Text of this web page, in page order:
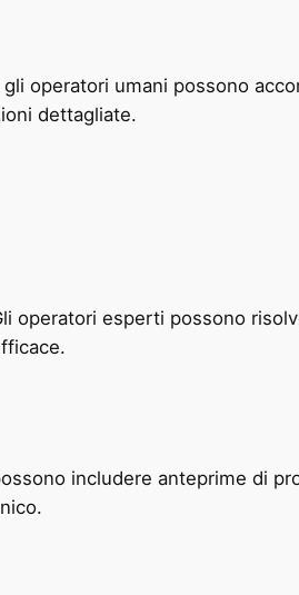
operatori umani possono
dettagliate.
operatori esperti possono
includere anteprime di